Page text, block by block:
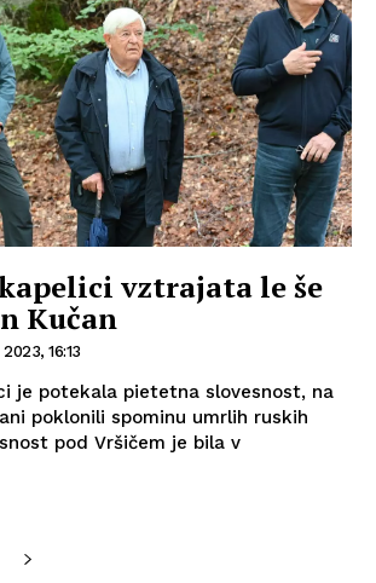
vztrajata le še
Kučan
2023, 16:13
je potekala pietetna slovesnost, na
poklonili spominu umrlih ruskih
pod Vršičem je bila v